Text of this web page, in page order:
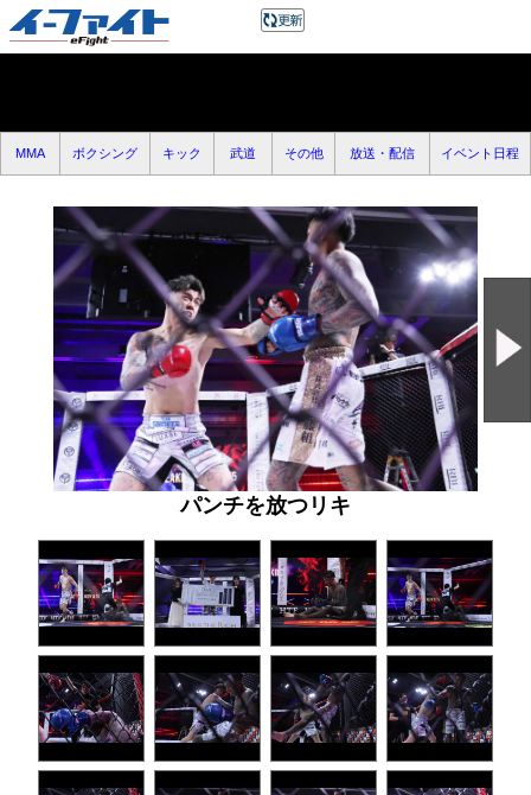
MMA ボクシング キック 武道 その他 放送・配信 イベント日程
パンチを放つリキ